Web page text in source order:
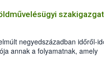
negyedszázadban időről-
annak a folyamatnak, amely
jövőjében bízni és érte tenni
Zsigó Róbert a
jubileumi